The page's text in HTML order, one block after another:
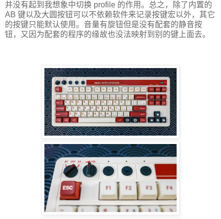
并没有起到我想象中切换 profile 的作用。总之，除了内置的
AB 键以及大圆按钮可以不依赖软件来记录按键宏以外，其它
的按键只能默认使用。音量有旋钮但是没有配套的静音按
钮，又因为配套的程序的缘故也没法映射到别的键上面去。